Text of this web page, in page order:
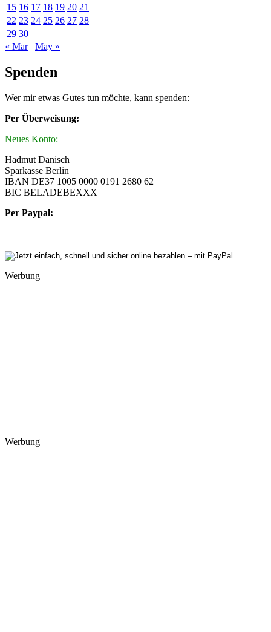
15 16 17 18 19 20 21
22 23 24 25 26 27 28
29 30
« Mar
May »
Spenden
Wer mir etwas Gutes tun möchte, kann spenden:
Per Überweisung:
Neues Konto:
Hadmut Danisch
Sparkasse Berlin
IBAN DE37 1005 0000 0191 2680 62
BIC BELADEBEXXX
Per Paypal:
Werbung
Werbung